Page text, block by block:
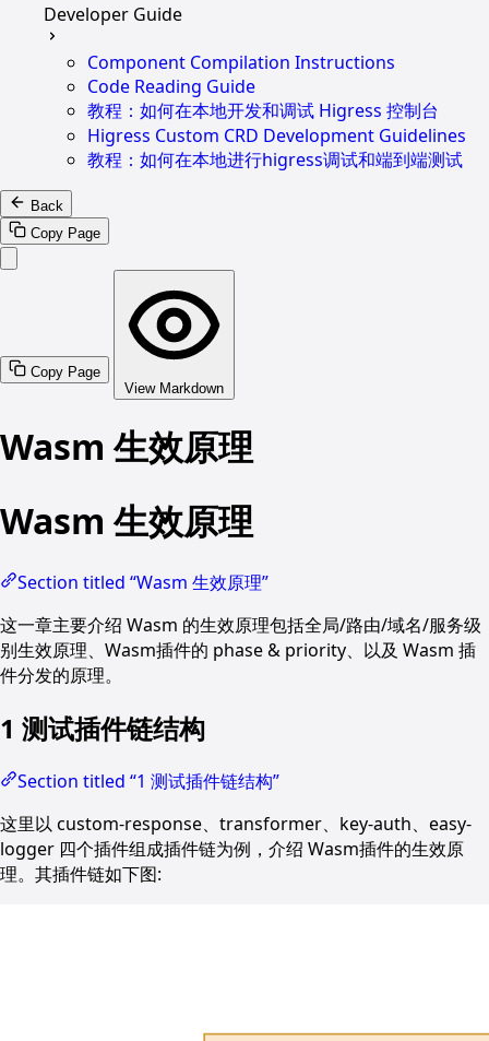
Developer Guide
Component Compilation Instructions
Code Reading Guide
教程：如何在本地开发和调试 Higress 控制台
Higress Custom CRD Development Guidelines
教程：如何在本地进行higress调试和端到端测试
Back
Copy Page
Copy Page
View Markdown
Wasm 生效原理
Wasm 生效原理
Section titled “Wasm 生效原理”
这一章主要介绍 Wasm 的生效原理包括全局/路由/域名/服务级
别生效原理、Wasm插件的 phase & priority、以及 Wasm 插
件分发的原理。
1 测试插件链结构
Section titled “1 测试插件链结构”
这里以 custom-response、transformer、key-auth、easy-
logger 四个插件组成插件链为例，介绍 Wasm插件的生效原
理。其插件链如下图: